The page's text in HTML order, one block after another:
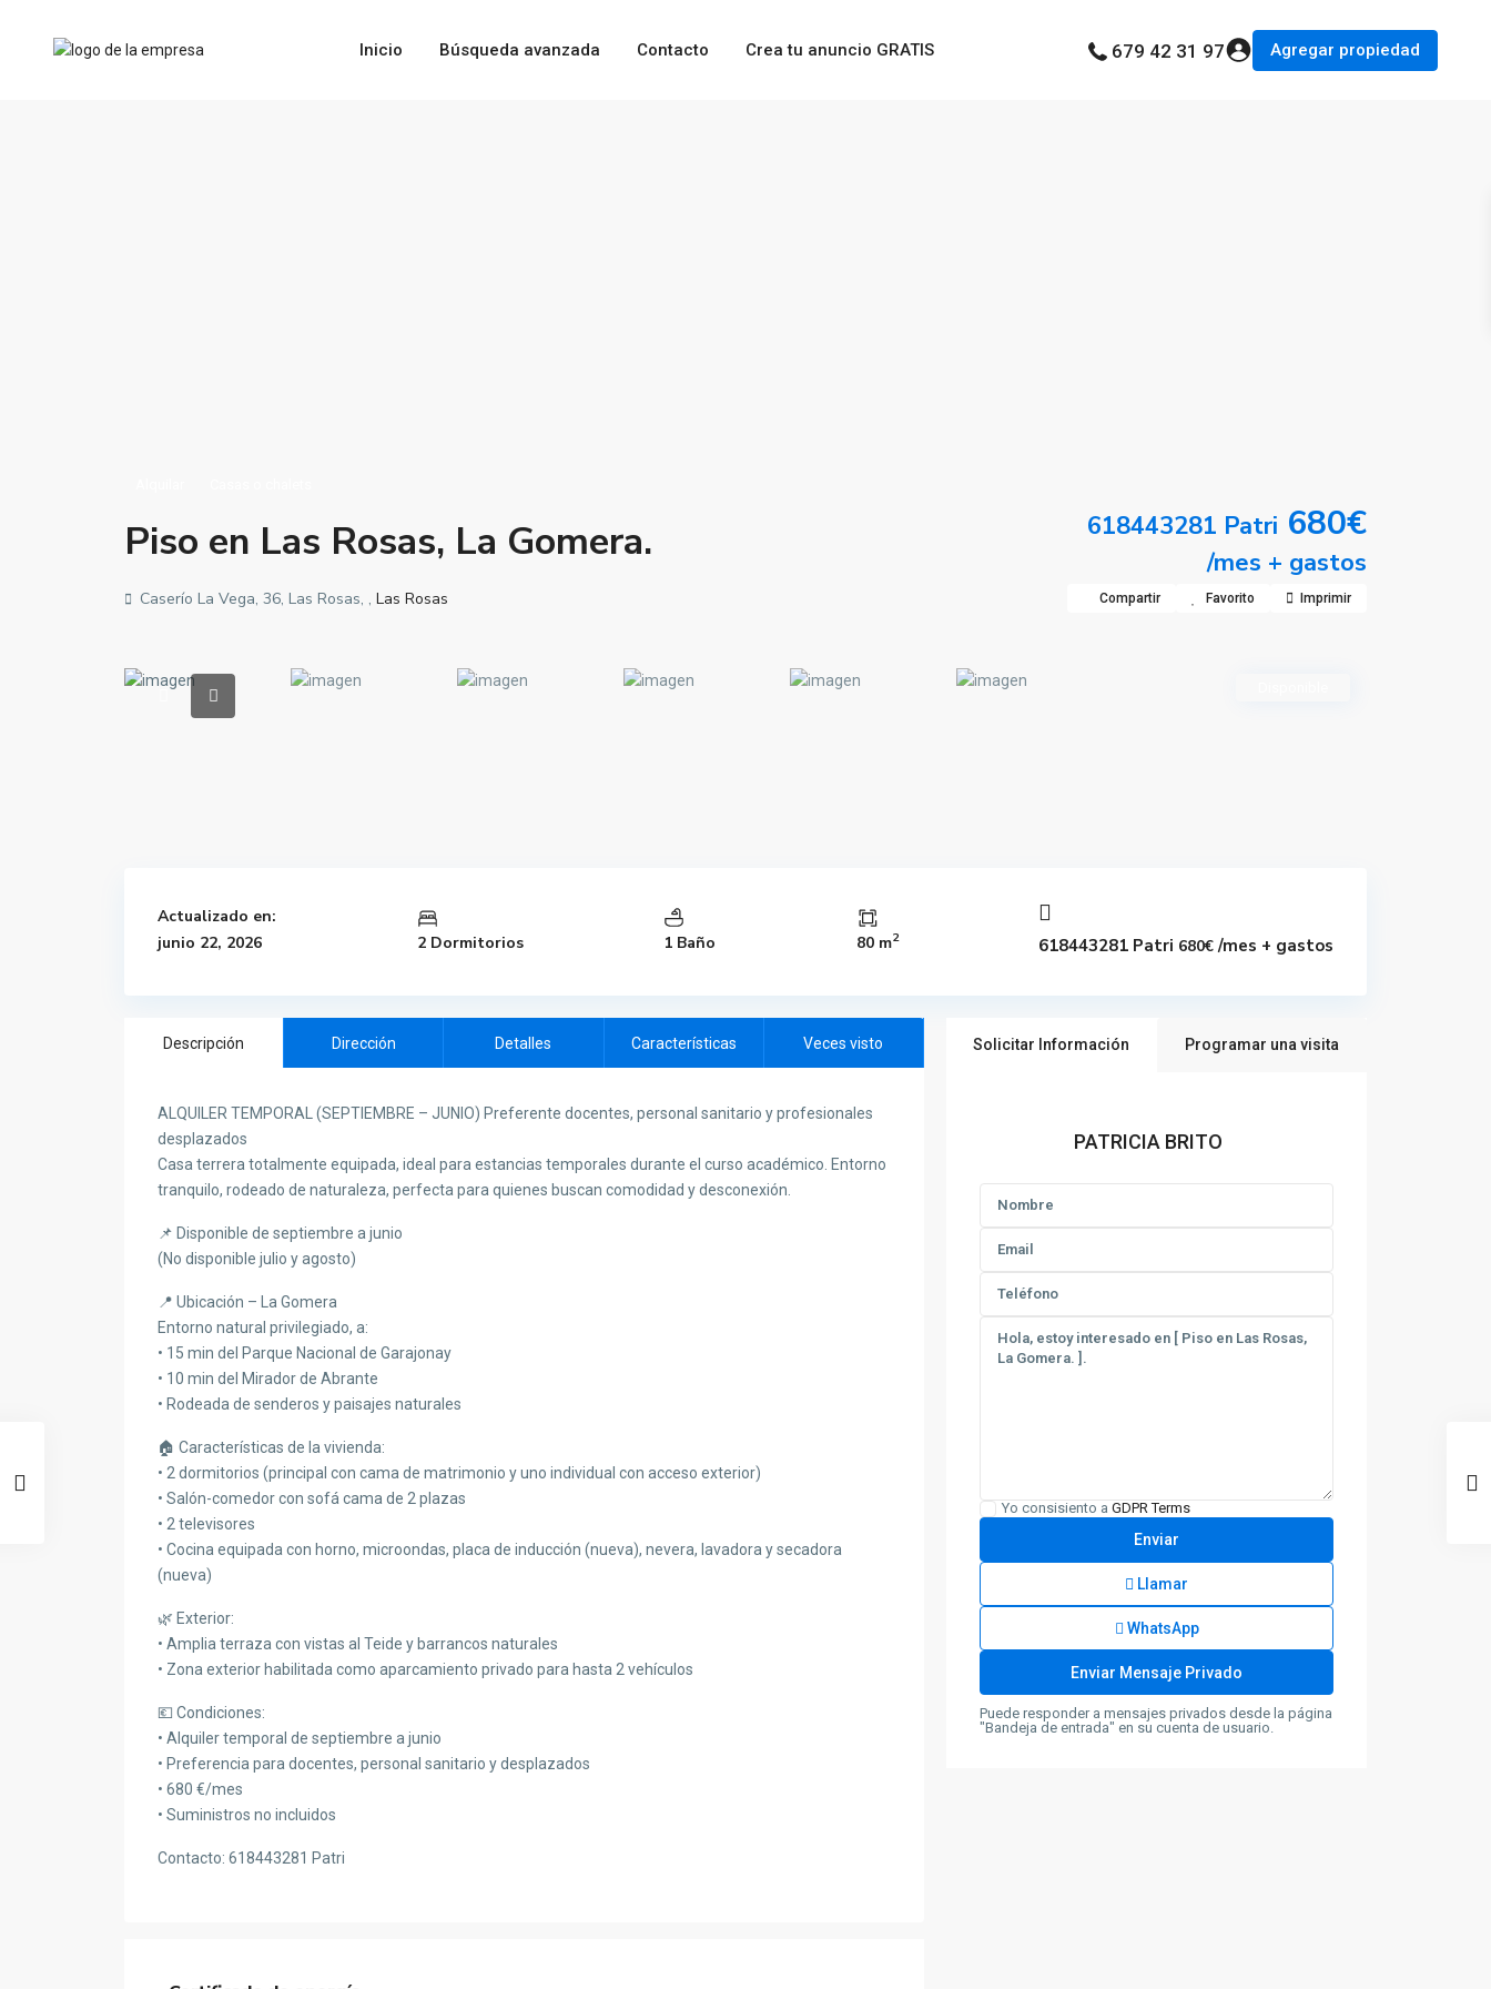
Inicio Búsqueda avanzada Contacto Crea tu anuncio GRATIS 679 42 31 97 Agregar propiedad
Piso en Las Rosas, La Gomera. 618443281 Patri 680€
/mes + gastos
Caserío La Vega, 36, Las Rosas, , Las Rosas Compartir Favorito Imprimir
Actualizado en:
junio 22, 2026
2 Dormitorios 1 Baño 80 m2 618443281 Patri 680€/mes + gastos
Descripción Dirección Detalles Características Veces visto
ALQUILER TEMPORAL (SEPTIEMBRE – JUNIO) Preferente docentes, personal sanitario y profesionales
desplazados
Casa terrera totalmente equipada, ideal para estancias temporales durante el curso académico. Entorno
tranquilo, rodeado de naturaleza, perfecta para quienes buscan comodidad y desconexión.
📌 Disponible de septiembre a junio
(No disponible julio y agosto)
📍 Ubicación – La Gomera
Entorno natural privilegiado, a:
• 15 min del Parque Nacional de Garajonay
• 10 min del Mirador de Abrante
• Rodeada de senderos y paisajes naturales
🏠 Características de la vivienda:
• 2 dormitorios (principal con cama de matrimonio y uno individual con acceso exterior)
• Salón-comedor con sofá cama de 2 plazas
• 2 televisores
• Cocina equipada con horno, microondas, placa de inducción (nueva), nevera, lavadora y secadora
(nueva)
🌿 Exterior:
• Amplia terraza con vistas al Teide y barrancos naturales
• Zona exterior habilitada como aparcamiento privado para hasta 2 vehículos
💶 Condiciones:
• Alquiler temporal de septiembre a junio
• Preferencia para docentes, personal sanitario y desplazados
• 680 €/mes
• Suministros no incluidos
Contacto: 618443281 Patri
Solicitar Información Programar una visita
PATRICIA BRITO
Yo consisiento a GDPR Terms
Llamar
WhatsApp
Puede responder a mensajes privados desde la página
"Bandeja de entrada" en su cuenta de usuario.